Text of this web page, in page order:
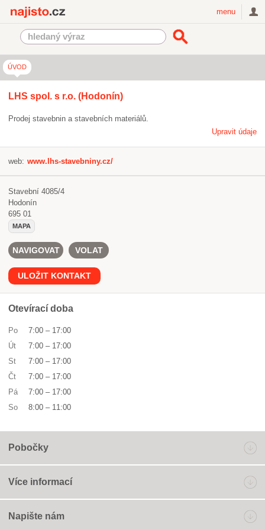
menu
ÚVOD
LHS spol. s r.o. (Hodonín)
Prodej stavebnin a stavebních materiálů.
Upravit údaje
web: www.lhs-stavebniny.cz/
Stavební 4085/4
Hodonín
695 01
MAPA
NAVIGOVAT VOLAT
ULOŽIT KONTAKT
Otevírací doba
Po 7:00 – 17:00
Út
7:00 – 17:00
St
7:00 – 17:00
Čt
7:00 – 17:00
Pá
7:00 – 17:00
So
8:00 – 11:00
Pobočky
Více informací
Napište nám